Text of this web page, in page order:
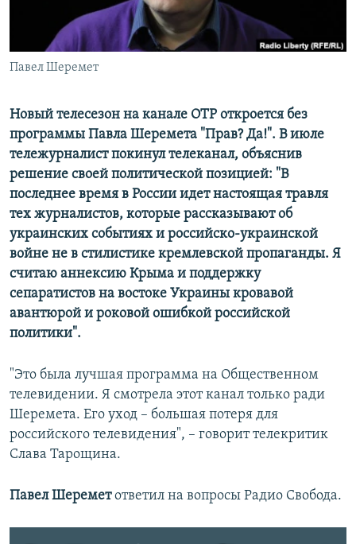
Հայերեն
English
Все сайты Радио Азатутюн
Павел Шеремет
Новый телесезон на канале ОТР откроется без
программы Павла Шеремета "Прав? Да!". В июле
тележурналист покинул телеканал, объяснив
решение своей политической позицией: "В
последнее время в России идет настоящая травля
тех журналистов, которые рассказывают об
украинских событиях и российско-украинской
войне не в стилистике кремлевской пропаганды. Я
считаю аннексию Крыма и поддержку
сепаратистов на востоке Украины кровавой
авантюрой и роковой ошибкой российской
политики".
"Это была лучшая программа на Общественном
телевидении. Я смотрела этот канал только ради
Шеремета. Его уход – большая потеря для
российского телевидения", – говорит телекритик
Слава Тарощина.
Павел Шереметответил на вопросы Радио Свобода.